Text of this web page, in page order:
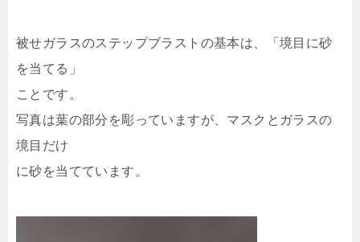
被せガラスのステップブラストの基本は、「境目に砂
を当てる」
ことです。
写真は葉の部分を彫っていますが、マスクとガラスの
境目だけ
に砂を当てています。